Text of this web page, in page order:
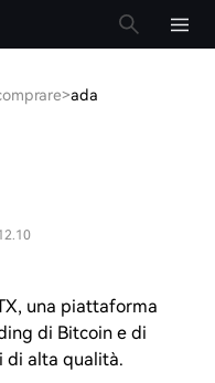
>ada
una piattaforma
di Bitcoin e di
di alta qualità.